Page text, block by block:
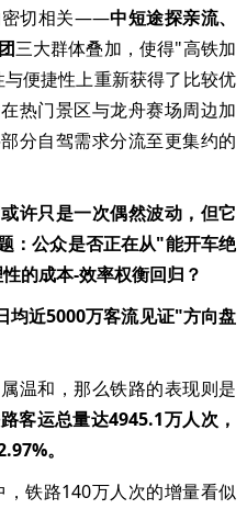
密切相关——中短途探亲流、
三大群体叠加，使得"高铁加
便捷性上重新获得了比较优
热门景区与龙舟赛场周边加
分自驾需求分流至更集约的
许只是一次偶然波动，但它
：公众是否正在从"能开车绝
的成本-效率权衡回归？
均近5000万客流见证"方向盘
和，那么铁路的表现则是
客运总量达4945.1万人次，
。
铁路140万人次的增量看似